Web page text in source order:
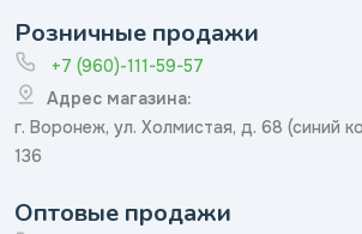
Розничные продажи
+7 (960)-111-59-57
Адрес магазина:
г. Воронеж, ул. Холмистая, д. 68 (синий
136
Оптовые продажи